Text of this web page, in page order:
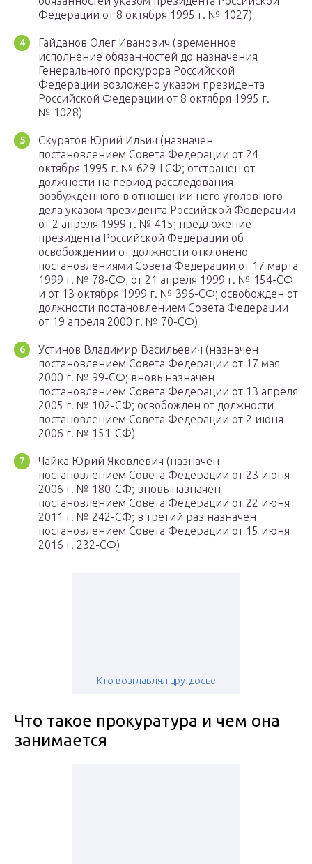
Федерации от 8 октября 1995 г. № 1027)
Гайданов Олег Иванович (временное
исполнение обязанностей до назначения
Генерального прокурора Российской
Федерации возложено указом президента
Российской Федерации от 8 октября 1995 г.
№ 1028)
Скуратов Юрий Ильич (назначен
постановлением Совета Федерации от 24
октября 1995 г. № 629-I СФ; отстранен от
должности на период расследования
возбужденного в отношении него уголовного
дела указом президента Российской Федерации
от 2 апреля 1999 г. № 415; предложение
президента Российской Федерации об
освобождении от должности отклонено
постановлениями Совета Федерации от 17 марта
1999 г. № 78-СФ, от 21 апреля 1999 г. № 154-СФ
и от 13 октября 1999 г. № 396-СФ; освобожден от
должности постановлением Совета Федерации
от 19 апреля 2000 г. № 70-СФ)
Устинов Владимир Васильевич (назначен
постановлением Совета Федерации от 17 мая
2000 г. № 99-СФ; вновь назначен
постановлением Совета Федерации от 13 апреля
2005 г. № 102-СФ; освобожден от должности
постановлением Совета Федерации от 2 июня
2006 г. № 151-СФ)
Чайка Юрий Яковлевич (назначен
постановлением Совета Федерации от 23 июня
2006 г. № 180-СФ; вновь назначен
постановлением Совета Федерации от 22 июня
2011 г. № 242-СФ; в третий раз назначен
постановлением Совета Федерации от 15 июня
2016 г. 232-СФ)
Кто возглавлял цру. досье
Что такое прокуратура и чем она
занимается